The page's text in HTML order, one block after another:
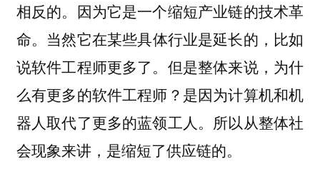
相反的。因为它是一个缩短产业链的技术革
命。 当然它在某些具体行业是延长的，比如
说软件工程师更多了。但是整体来说，为什
么有更多的软件工程师？是因为计算机和机
器人取代了更多的蓝领工人。所以从整体社
会现象来讲，是缩短了供应链的。